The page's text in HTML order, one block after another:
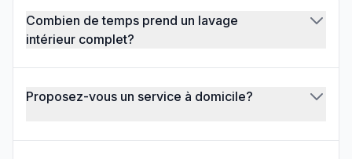
Combien de temps prend un lavage
intérieur complet?
Proposez-vous un service à domicile?